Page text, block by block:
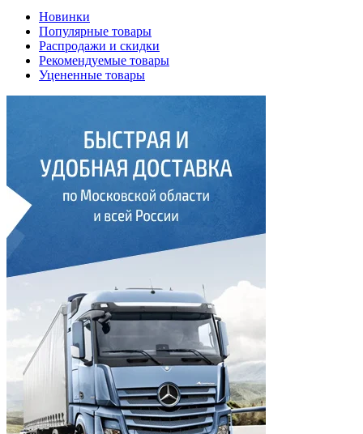
Новинки
Популярные товары
Распродажи и скидки
Рекомендуемые товары
Уцененные товары